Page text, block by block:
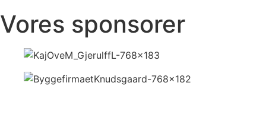
Vores sponsorer